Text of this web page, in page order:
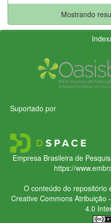
Mostrando
Suportado por
Empresa Brasileira de
https://
O conteúdo do repositório
Creative CommonsAtribuição
4.0